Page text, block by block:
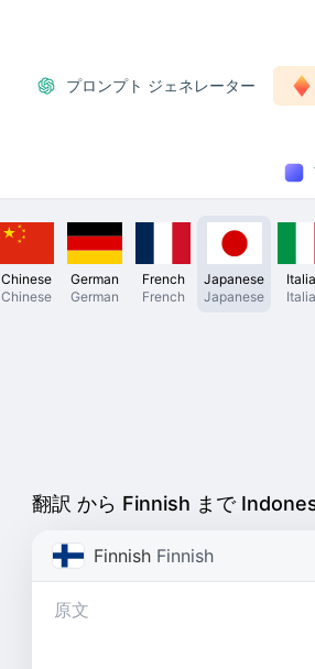
プロンプト ジェネレーター
Chinese
Chinese
German
German
French
French
Japanese
Japanese
翻訳 から Finnish まで
Finnish Finnish